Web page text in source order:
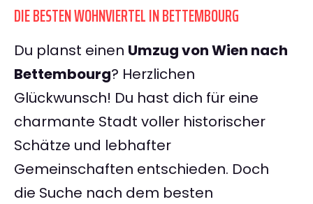
DIE BESTEN WOHNVIERTEL IN BETTEMBOURG
Du planst einen Umzug von Wien nach
Bettembourg? Herzlichen
Glückwunsch! Du hast dich für eine
charmante Stadt voller historischer
Schätze und lebhafter
Gemeinschaften entschieden. Doch
die Suche nach dem besten